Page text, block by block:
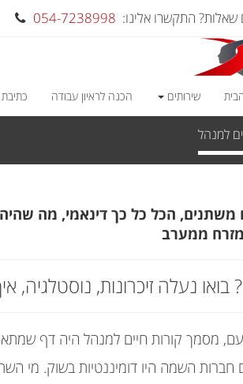
שאלות? התקשרו אלינו: 054-7238998
שירותים הכנה לראיון עבודה
למנהל
משתנים, הכל כל כך דינאמי, מה
ממערב
בואו נעלה זיכרונות, נוסטלגיה,
מסמך קורות חיים למנהל היה דף
חברות השמה היו דומיננטיות בשוק. מי